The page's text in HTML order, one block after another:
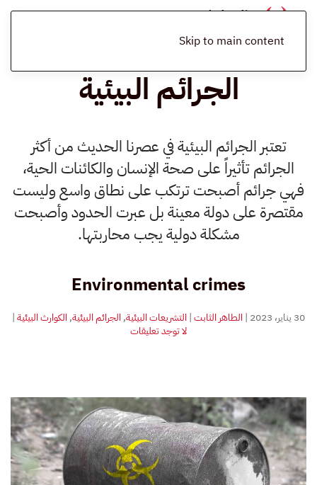
Skip to main content
الجرائم البيئية
تعتبر الجرائم البيئية في عصرنا الحديث من أكثر
الجرائم تأثيراً على صحة الإنسان والكائنات الحية،
فهي جرائم أصبحت ترتكب على نطاق واسع وليست
مقتصرة على دولة معينة بل عبرت الحدود وأصبحت
مشكلة دولية يجب محاربتها.
Environmental crimes
30 يناير، 2023 | الطاهر الثابت| التشريعات البيئية, الجرائم البيئية, الكوارث البيئية|
لا توجد تعليقاتعلى